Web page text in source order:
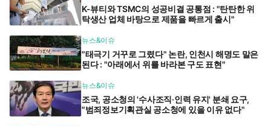
K-뷰티와 TSMC의 성공비결 공통점 : "탄탄한 위
탁생산 업체 바탕으로 제품을 빠르게 출시"
뉴스&이슈
"태극기 거꾸로 그렸다" 논란, 인천시 해명도 말은
된다 : "아래에서 위를 바라본 구도 표현"
뉴스&이슈
조국, 공소청의 '수사조직·인력 유지' 분쇄 요구,
"범죄정보기획관실 공소청에 있을 이유 없다"